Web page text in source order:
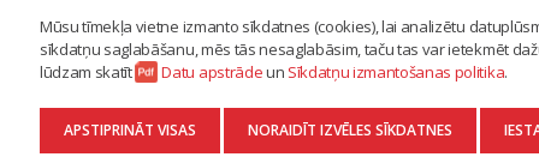
ES RADU MŪZIKU
AKTUALITĀTES
KONTAKTI
SĪKDATŅU IZMANTOŠANAS POLITIKA
DATU APSTRĀDE
Mūsu tīmekļa vietne izmanto sīkdatnes (cookies), lai analizētu
sīkdatņu saglabāšanu, mēs tās nesaglabāsim, taču tas var ietekmēt
lūdzam skatīt
Datu apstrādeun Sīkdatņu izmantošanas politika.
APSTIPRINĀT VISAS NORAIDĪT IZVĒLES SĪKDATNES